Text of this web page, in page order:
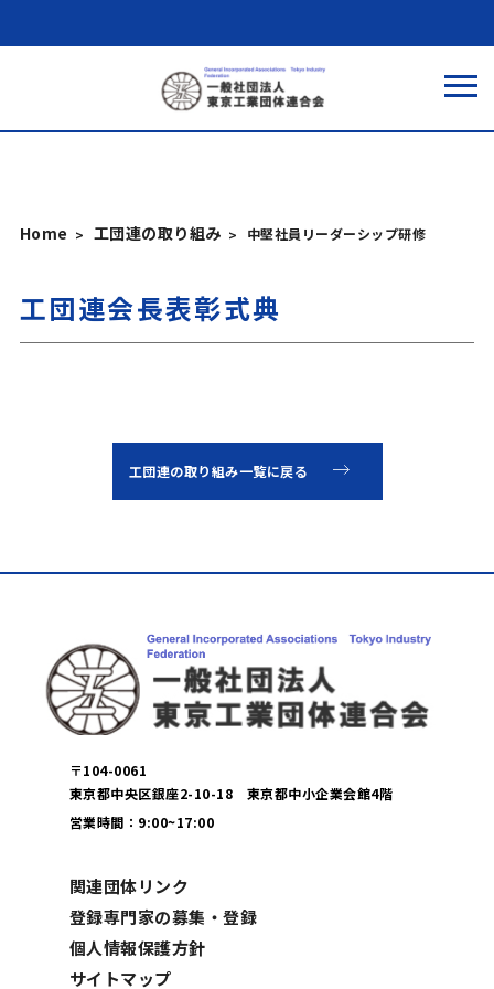
Home 工団連の取り組み 中堅社員リーダーシップ研修
工団連会長表彰式典
工団連の取り組み一覧に戻る
〒104-0061
東京都中央区銀座2-10-18 東京都中小企業会館4階
営業時間：9:00~17:00
関連団体リンク
登録専門家の募集・登録
個人情報保護方針
サイトマップ